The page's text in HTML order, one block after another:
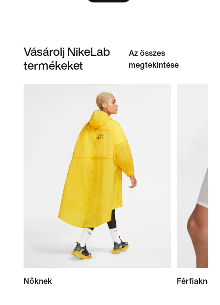
Vásárolj NikeLab
termékeket
Az összes
megtekintése
Nőknek Férfiaknak